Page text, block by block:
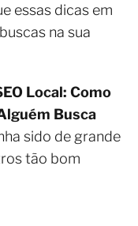
essas dicas em
na sua
Local: Como
Busca
sido de grande
tão bom